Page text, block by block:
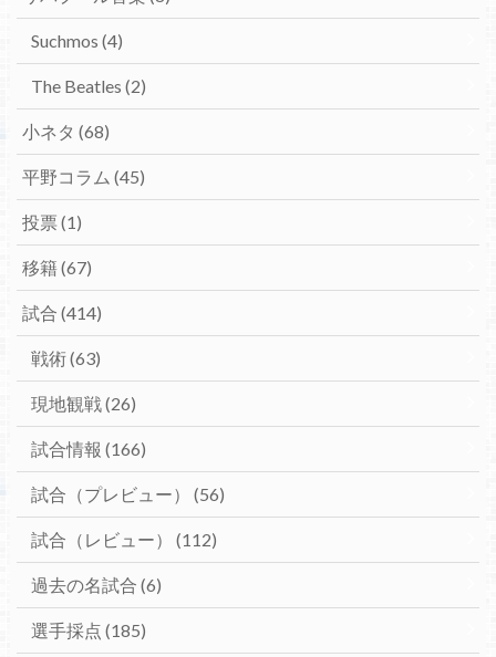
Suchmos (4)
The Beatles (2)
小ネタ (68)
平野コラム (45)
投票 (1)
移籍(67)
試合 (414)
戦術(63)
現地観戦 (26)
試合情報 (166)
試合（プレビュー） (56)
試合（レビュー） (112)
過去の名試合 (6)
選手採点 (185)